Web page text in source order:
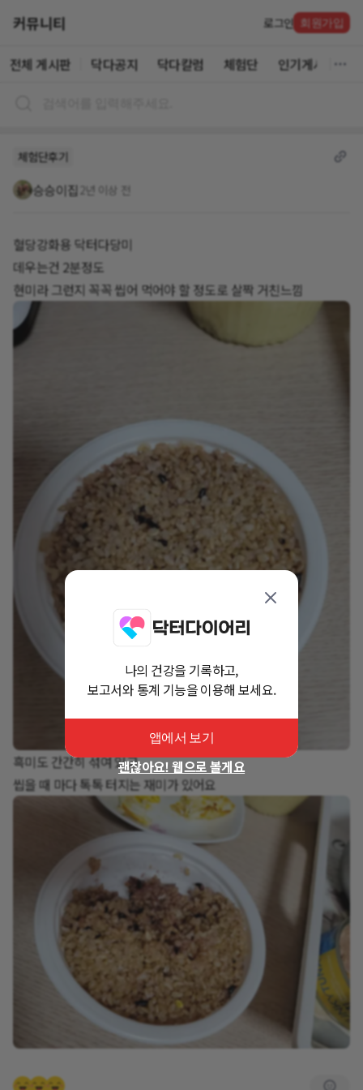
커뮤니티 로그인 회원가입
전체 게시판 닥다공지 닥다칼럼 체험단 인기게시글
체험단후기
승승이집 2년 이상 전
혈당강화용 닥터다당미
데우는건 2분정도
현미라 그런지 꼭꼭 씹어 먹어야 할 정도로 살짝 거친느낌
흑미도 간간히 섞여 있고
씹을 때 마다 톡톡 터지는 재미가 있어요
나의 건강을 기록하고,
보고서와 통계 기능을 이용해 보세요.
앱에서 보기
괜찮아요! 웹으로 볼게요